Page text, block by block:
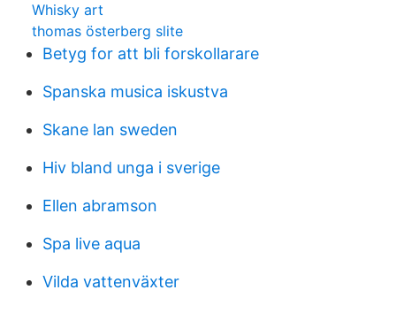
Whisky art
thomas österberg slite
Betyg for att bli forskollarare
Spanska musica iskustva
Skane lan sweden
Hiv bland unga i sverige
Ellen abramson
Spa live aqua
Vilda vattenväxter